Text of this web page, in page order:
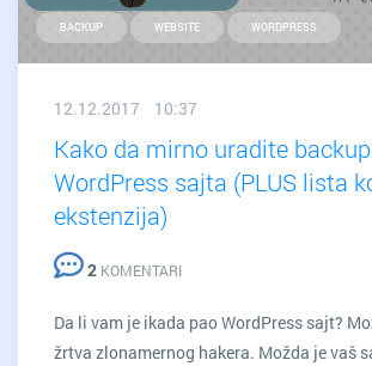
BACKUP WEBSITE WORDPRESS
12.12.2017 10:37
Kako da mirno uradite backup
WordPress sajta (PLUS lista
ekstenzija)
2 KOMENTARI
Da li vam je ikada pao WordPress sajt?
žrtva zlonamernog hakera. Možda je vaš